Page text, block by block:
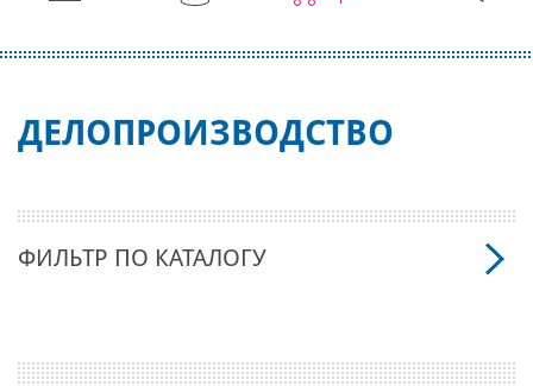
ДЕЛОПРОИЗВОДСТВО
ФИЛЬТР ПО КАТАЛОГУ